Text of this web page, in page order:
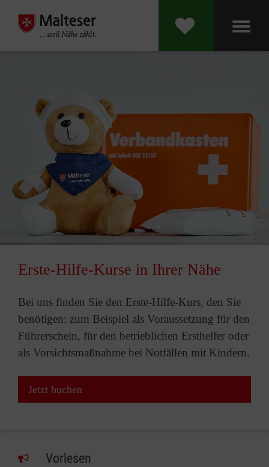
Erste-Hilfe-Kurse in Ihrer Nähe
Bei uns finden Sie den Erste-Hilfe-Kurs, den Sie
benötigen: zum Beispiel als Voraussetzung für den
Führerschein, für den betrieblichen Ersthelfer oder
als Vorsichtsmaßnahme bei Notfällen mit Kindern.
Jetzt buchen
Vorlesen